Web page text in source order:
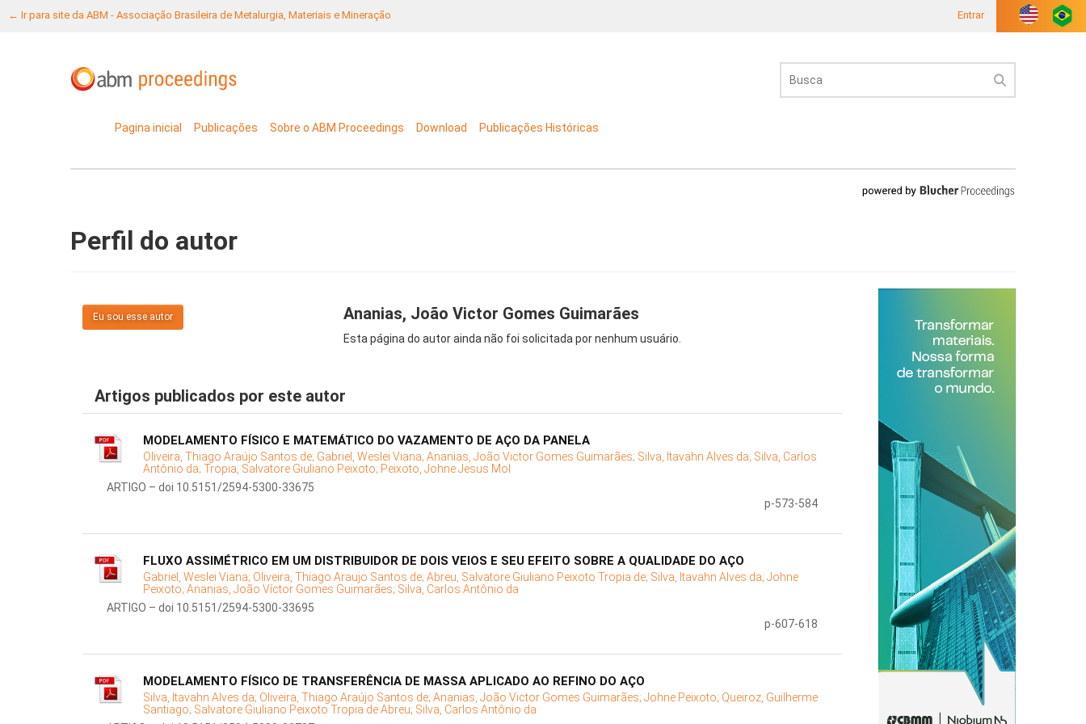
← Ir para site da ABM - Associação Brasileira de Metalurgia, Materiais e Mineração Entrar
Pagina inicial Publicações Sobre o ABM Proceedings Download Publicações Históricas
Perfil do autor
Eu sou esse autor Ananias, João Victor Gomes Guimarães
Esta página do autor ainda não foi solicitada por nenhum usuário.
Artigos publicados por este autor
MODELAMENTO FÍSICO E MATEMÁTICO DO VAZAMENTO DE AÇO DA PANELA
Oliveira, Thiago Araújo Santos de; Gabriel, Weslei Viana; Ananias, João Victor Gomes Guimarães; Silva, Itavahn Alves da; Silva, Carlos
Antônio da; Tropia, Salvatore Giuliano Peixoto; Peixoto, Johne Jesus Mol
ARTIGO – doi 10.5151/2594-5300-33675
p-573-584
FLUXO ASSIMÉTRICO EM UM DISTRIBUIDOR DE DOIS VEIOS E SEU EFEITO SOBRE A QUALIDADE DO AÇO
Gabriel, Weslei Viana; Oliveira, Thiago Araujo Santos de; Abreu, Salvatore Giuliano Peixoto Tropia de; Silva, Itavahn Alves da; Johne
Peixoto; Ananias, João Víctor Gomes Guimarães; Silva, Carlos Antônio da
ARTIGO – doi 10.5151/2594-5300-33695
p-607-618
MODELAMENTO FÍSICO DE TRANSFERÊNCIA DE MASSA APLICADO AO REFINO DO AÇO
Silva, Itavahn Alves da; Oliveira, Thiago Araújo Santos de; Ananias, João Victor Gomes Guimarães; Johne Peixoto; Queiroz, Guilherme
Santiago; Salvatore Giuliano Peixoto Tropia de Abreu; Silva, Carlos Antônio da